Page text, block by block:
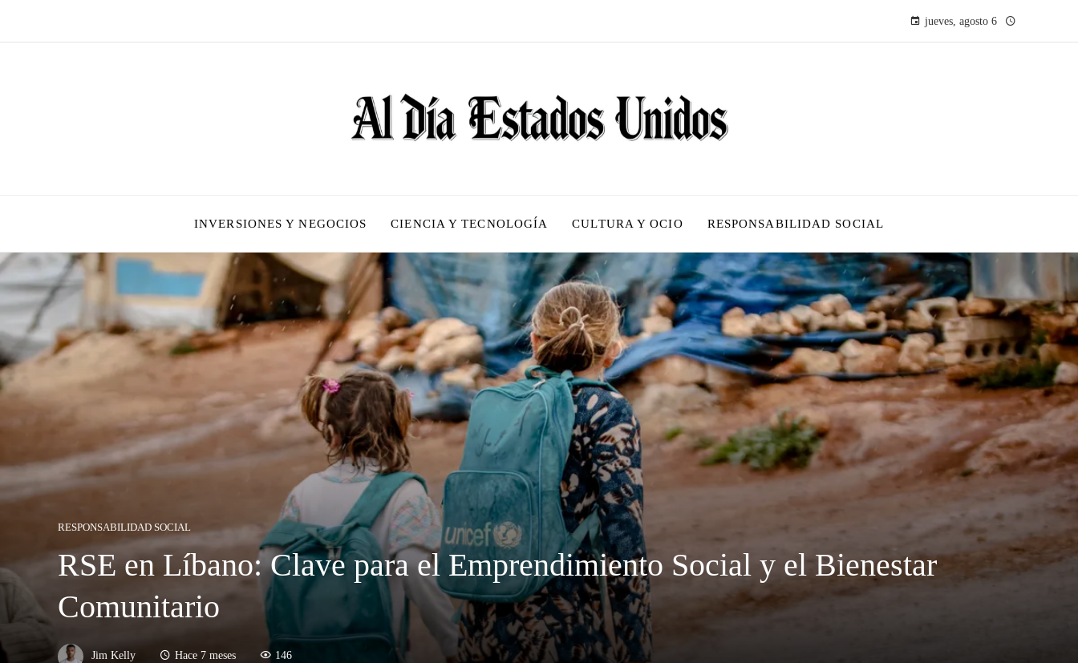
jueves, agosto 6
INVERSIONES Y NEGOCIOS CIENCIA Y TECNOLOGÍA CULTURA Y OCIO RESPONSABILIDAD SOCIAL
RESPONSABILIDAD SOCIAL
RSE en Líbano: Clave para el Emprendimiento Social y el Bienestar
Comunitario
Jim Kelly Hace 7 meses 146